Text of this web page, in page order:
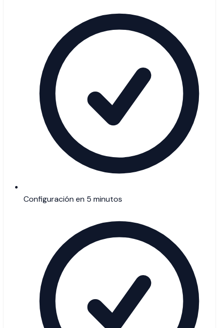
Configuración en 5 minutos